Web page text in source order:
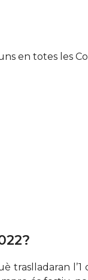
en totes les
traslladaran